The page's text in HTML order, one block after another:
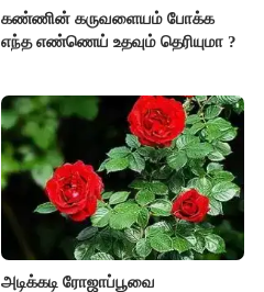
கண்ணின் கருவளையம் போக்க
எந்த எண்ணெய் உதவும் தெரியுமா ?
அடிக்கடி ரோஜாப்பூவை